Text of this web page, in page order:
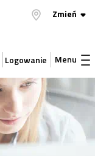
Zmień
Logowanie Menu